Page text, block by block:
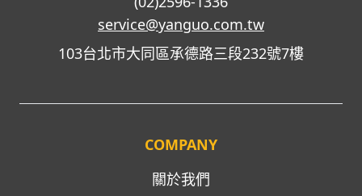
service@yanguo.com.tw
103台北市大同區承德路三段232號7樓
COMPANY
關於我們